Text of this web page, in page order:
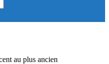
au plus ancien